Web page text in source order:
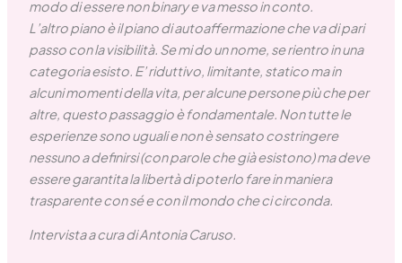
modo di essere non binary e va messo in conto.
L’altro piano è il piano di autoaffermazione che va di pari
passo con la visibilità. Se mi do un nome, se rientro in una
categoria esisto. E’ riduttivo, limitante, statico ma in
alcuni momenti della vita, per alcune persone più che per
altre, questo passaggio è fondamentale. Non tutte le
esperienze sono uguali e non è sensato costringere
nessuno a definirsi (con parole che già esistono) ma deve
essere garantita la libertà di poterlo fare in maniera
trasparente con sé e con il mondo che ci circonda.
Intervista a cura di Antonia Caruso.